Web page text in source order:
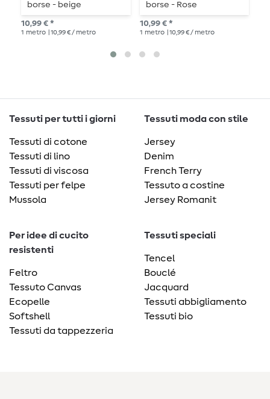
borse - beige
10,99 € *
1 metro | 10,99 € / metro
borse - Rose
10,99 € *
1 metro | 10,99 € / metro
Tessuti per tutti i giorni
Tessuti di cotone
Tessuti di lino
Tessuti di viscosa
Tessuti per felpe
Mussola
Tessuti moda con stile
Jersey
Denim
French Terry
Tessuto a costine
Jersey Romanit
Per idee di cucito
resistenti
Feltro
Tessuto Canvas
Ecopelle
Softshell
Tessuti da tappezzeria
Tessuti speciali
Tencel
Bouclé
Jacquard
Tessuti abbigliamento
Tessuti bio